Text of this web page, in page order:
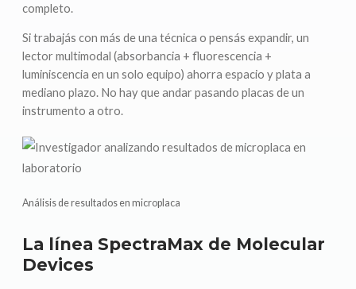
completo.
Si trabajás con más de una técnica o pensás expandir, un
lector multimodal (absorbancia + fluorescencia +
luminiscencia en un solo equipo) ahorra espacio y plata a
mediano plazo. No hay que andar pasando placas de un
instrumento a otro.
Análisis de resultados en microplaca
La línea SpectraMax de Molecular
Devices